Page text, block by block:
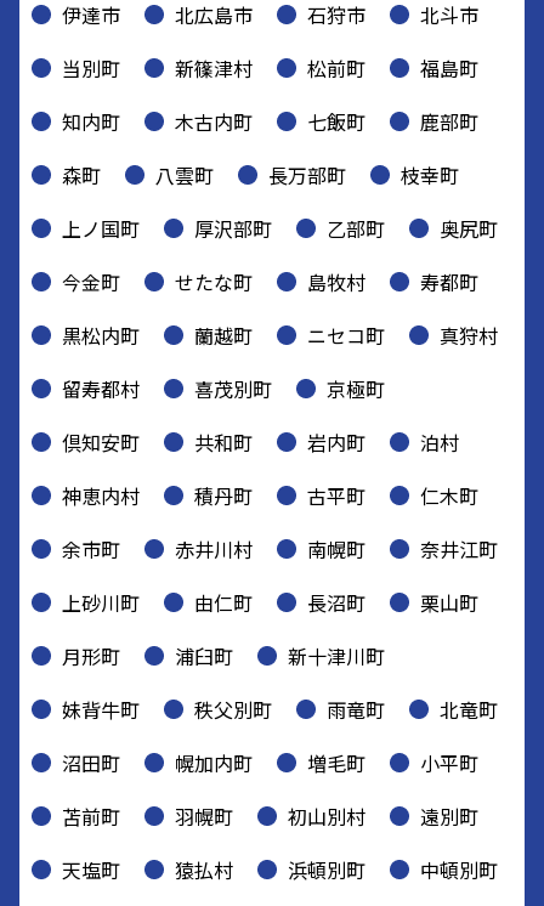
伊達市 北広島市 石狩市
北斗市
当別町
新篠津村 松前町
福島町
知内町
木古内町 七飯町
鹿部町
森町
八雲町 長万部町
枝幸町
上ノ国町
厚沢部町 乙部町
奥尻町
今金町
せたな町 島牧村
寿都町
黒松内町
蘭越町 ニセコ町
真狩村
留寿都村
喜茂別町
京極町
倶知安町
共和町 岩内町
泊村
神恵内村
積丹町 古平町
仁木町
余市町
赤井川村 南幌町
奈井江町
上砂川町
由仁町 長沼町
栗山町
月形町
浦臼町
新十津川町
妹背牛町
秩父別町 雨竜町
北竜町
沼田町
幌加内町 増毛町
小平町
苫前町
羽幌町 初山別村
遠別町
天塩町
猿払村 浜頓別町
中頓別町